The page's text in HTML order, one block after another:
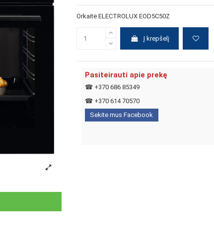
Orkaitė ELECTROLUX EOD5C50Z
Į krepšelį
Pasiteirauti apie prekę
☎ +370 686 85349
☎ +370 614 70570
Sekite mus Facebook